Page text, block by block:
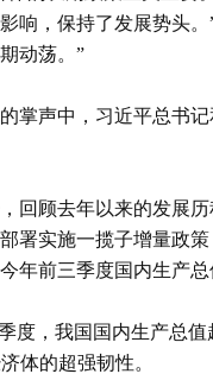
响，保持了发展势头
动荡。”
掌声中，习近平总书
回顾去年以来的发展
署实施一揽子增量政
年前三季度国内生产总
度，我国国内生产总
体的超强韧性。